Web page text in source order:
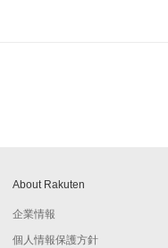
About Rakuten
企業情報
個人情報保護方針